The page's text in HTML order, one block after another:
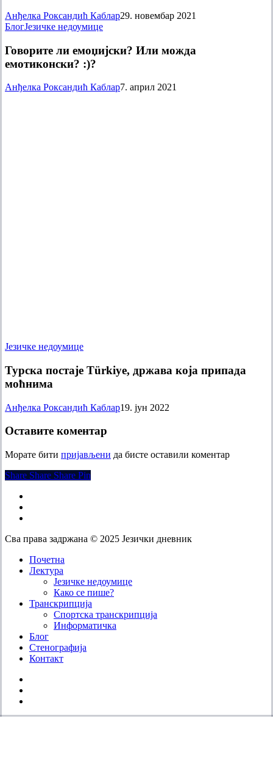
младих
Анђелка Роксандић Каблар29. новембар 2021
БлогЈезичке недоумицеГоворите
емоџијски?
Или
:)?
Говорите ли емоџијски? Или можда
емотиконски? :)?
Анђелка Роксандић Каблар7. април 2021
Језичке недоумицеТурска
Türkiye,
моћнима
Турска постаје Türkiye, држава која припада
моћнима
Анђелка Роксандић Каблар19. јун 2022
Оставите коментар
Морате бити пријављени да бисте оставили коментар
Share
Share Share Share Pin
Сва права задржана © 2025 Језички дневник
Close
Menu
Почетна
Лектура
Језичке недоумице
Како се пише?
Транскрипција
Спортска транскрипција
Информатичка
Блог
Стенографија
Контакт